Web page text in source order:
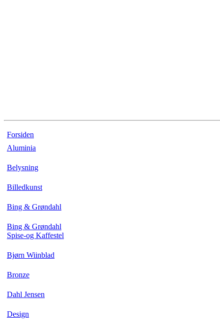
Forsiden
Aluminia
Belysning
Billedkunst
Bing & Grøndahl
Bing & Grøndahl
Spise-og Kaffestel
Bjørn Wiinblad
Bronze
Dahl Jensen
Design